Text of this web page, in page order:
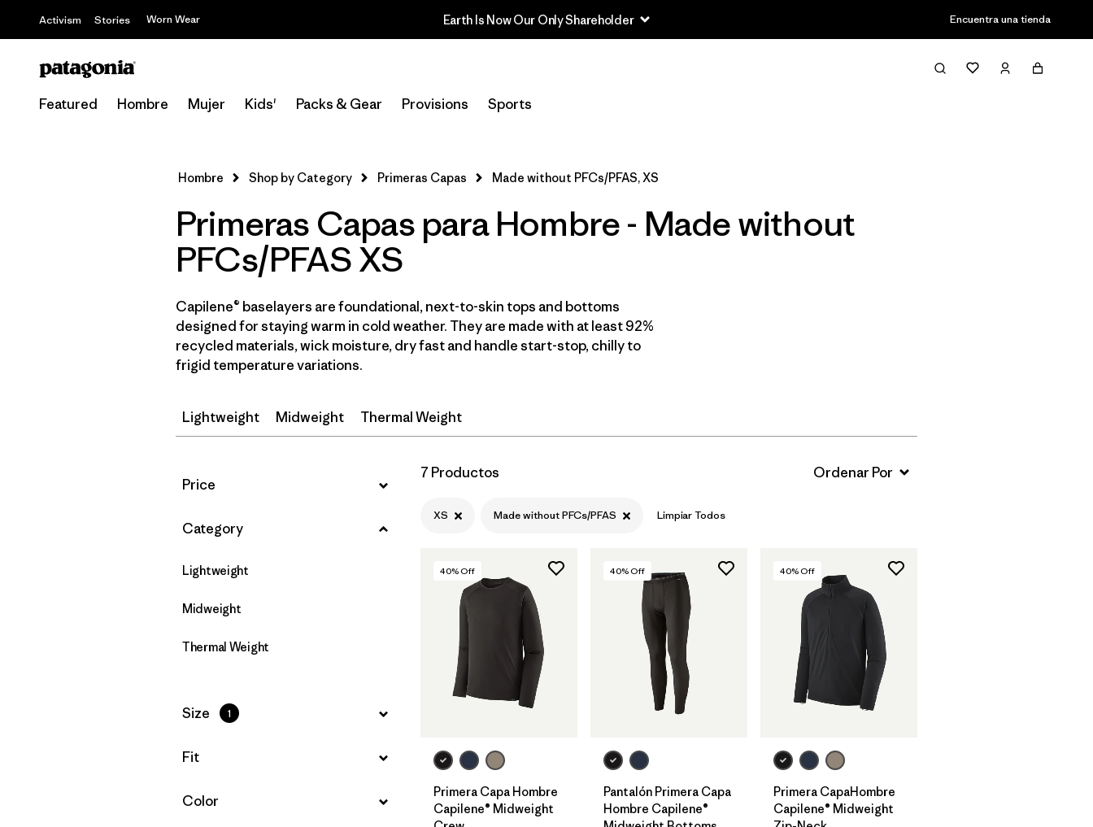
Activism Stories Worn Wear Earth Is Now Our Only Shareholder Encuentra una tienda
Featured Hombre Mujer Kids' Packs & Gear Provisions Sports
Filter & Sort
Filtrar por
Color
Filtrar por
Features 1
Filtrar por
Materials & Processes
Hombre Shop by Category Primeras Capas Made without PFCs/PFAS, XS
Primeras Capas para Hombre - Made without
PFCs/PFAS XS
Capilene® baselayers are foundational, next-to-skin tops and bottoms
designed for staying warm in cold weather. They are made with at least 92%
recycled materials, wick moisture, dry fast and handle start-stop, chilly to
frigid temperature variations.
Lightweight Midweight Thermal Weight
Filtrar por
Price
Filtrar por
Category
Lightweight
Midweight
Thermal Weight
Filtrar por
Size 1
Filtrar por
Fit
Filtrar por
Color
7 Productos
XS Made without PFCs/PFAS Limpiar Todos
40% Off
Primera Capa Hombre
Capilene® Midweight
40% Off
Pantalón Primera Capa
Hombre Capilene®
40% Off
Primera CapaHombre
Capilene® Midweight